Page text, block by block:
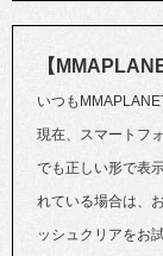
【
いつも
現在、スマートフ
でも正しい形で表
れている場合は、
ッシュクリアをお